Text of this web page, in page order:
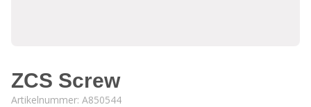
ZCS Screw
Artikelnummer: A850544